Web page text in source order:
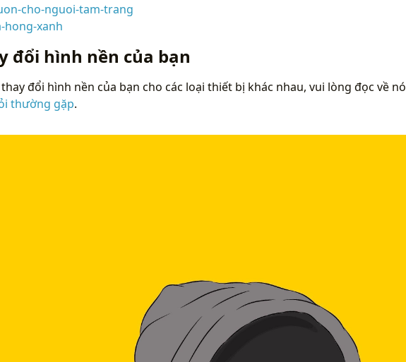
cho-nguoi-tam-trang
hong-xanh
đổi hình nền của bạn
đổi hình nền của bạn cho các loại thiết bị khác nhau, vui lòng đọc về nó
thường gặp.